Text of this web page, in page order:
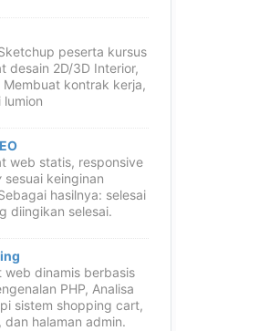
peserta kursus
desain 2D/3D Interior,
Membuat kontrak kerja,
lumion
web statis, responsive
sesuai keinginan
hasilnya: selesai
diingikan selesai.
web dinamis berbasis
PHP, Analisa
sistem shopping cart,
halaman admin.